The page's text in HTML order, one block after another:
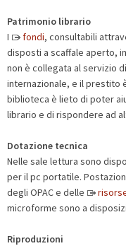
Patrimonio librario
I
fondi, consultabili
disposti a scaffale aperto,
non è collegata al servizio
internazionale, e il prestito
biblioteca è lieto di poter
librario e di rispondere ad
Dotazione tecnica
Nelle sale lettura sono
per il pc portatile.
degli OPAC e delle
microforme sono a
Riproduzioni